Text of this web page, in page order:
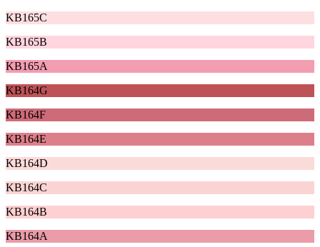
KB165C
KB165B
KB165A
KB164G
KB164F
KB164E
KB164D
KB164C
KB164B
KB164A